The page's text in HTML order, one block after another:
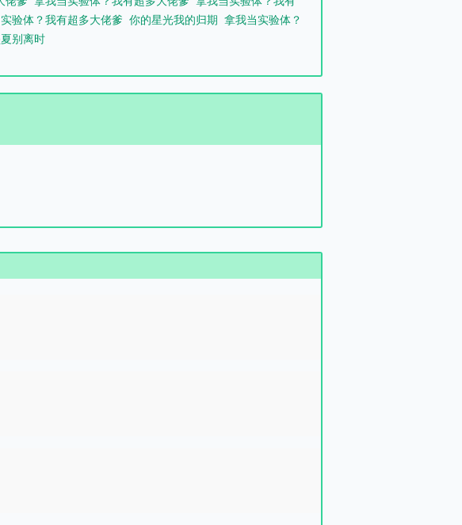
验体？我有超多大佬爹 你的星光我的归期 拿我当实验体？
别离时